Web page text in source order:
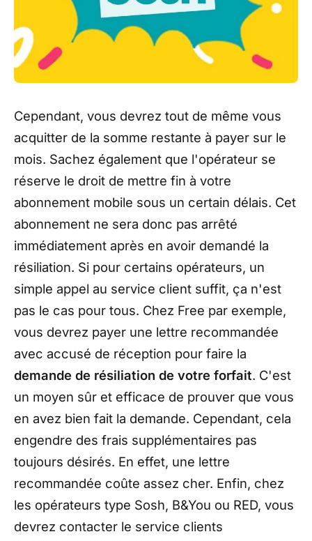
Cependant, vous devrez tout de même vous
acquitter de la somme restante à payer sur le
mois. Sachez également que l'opérateur se
réserve le droit de mettre fin à votre
abonnement mobile sous un certain délais. Cet
abonnement ne sera donc pas arrêté
immédiatement après en avoir demandé la
résiliation. Si pour certains opérateurs, un
simple appel au service client suffit, ça n'est
pas le cas pour tous. Chez Free par exemple,
vous devrez payer une lettre recommandée
avec accusé de réception pour faire la
demande de résiliation de votre forfait. C'est
un moyen sûr et efficace de prouver que vous
en avez bien fait la demande. Cependant, cela
engendre des frais supplémentaires pas
toujours désirés. En effet, une lettre
recommandée coûte assez cher. Enfin, chez
les opérateurs type Sosh, B&You ou RED, vous
devrez contacter le service clients